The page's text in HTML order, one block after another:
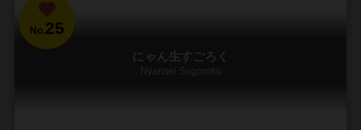
No.25
にゃん生すごろく
Nyansei Sugoroku